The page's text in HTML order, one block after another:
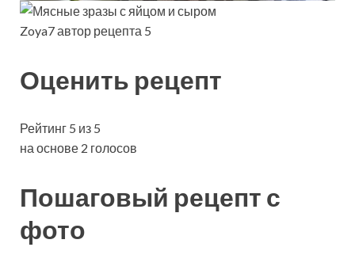
Zoya7 автор рецепта 5
Оценить рецепт
Рейтинг 5 из 5
на основе 2 голосов
Пошаговый рецепт с
фото